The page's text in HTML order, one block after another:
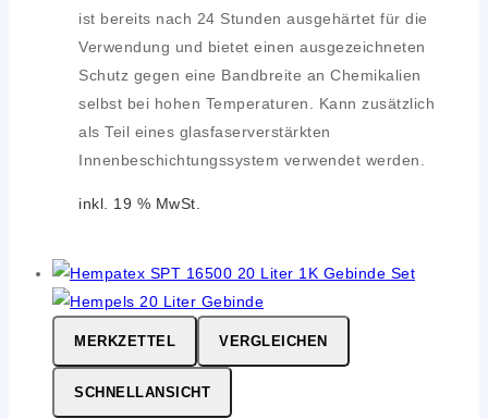
ist bereits nach 24 Stunden ausgehärtet für die
Verwendung und bietet einen ausgezeichneten
Schutz gegen eine Bandbreite an Chemikalien
selbst bei hohen Temperaturen. Kann zusätzlich
als Teil eines glasfaserverstärkten
Innenbeschichtungssystem verwendet werden.
inkl. 19 % MwSt.
MERKZETTEL VERGLEICHEN
SCHNELLANSICHT